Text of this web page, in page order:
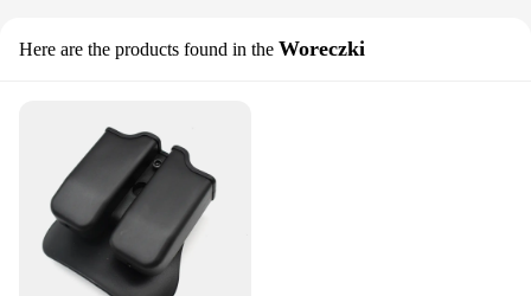
Here are the products found in the Woreczki